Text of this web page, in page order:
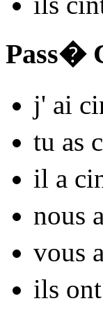
Pass�
j' ai
tu as
il a
nous
vous
ils